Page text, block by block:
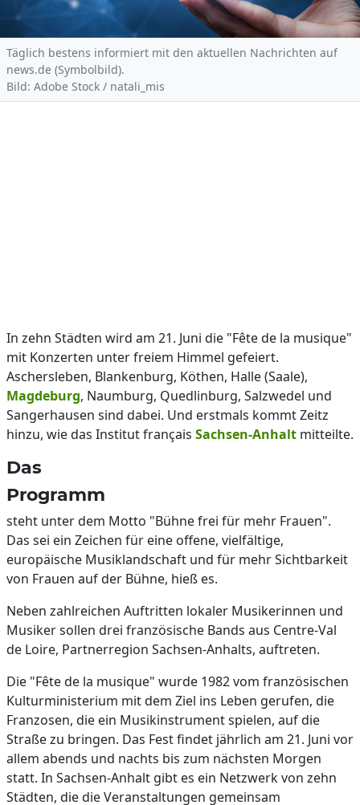
Täglich bestens informiert mit den aktuellen Nachrichten auf
news.de (Symbolbild).
Bild: Adobe Stock / natali_mis
In zehn Städten wird am 21. Juni die "Fête de la musique"
mit Konzerten unter freiem Himmel gefeiert.
Aschersleben, Blankenburg, Köthen, Halle (Saale),
Magdeburg, Naumburg, Quedlinburg, Salzwedel und
Sangerhausen sind dabei. Und erstmals kommt Zeitz
hinzu, wie das Institut français Sachsen-Anhalt mitteilte.
Das
Programm
steht unter dem Motto "Bühne frei für mehr Frauen".
Das sei ein Zeichen für eine offene, vielfältige,
europäische Musiklandschaft und für mehr Sichtbarkeit
von Frauen auf der Bühne, hieß es.
Neben zahlreichen Auftritten lokaler Musikerinnen und
Musiker sollen drei französische Bands aus Centre-Val
de Loire, Partnerregion Sachsen-Anhalts, auftreten.
Die "Fête de la musique" wurde 1982 vom französischen
Kulturministerium mit dem Ziel ins Leben gerufen, die
Franzosen, die ein Musikinstrument spielen, auf die
Straße zu bringen. Das Fest findet jährlich am 21. Juni vor
allem abends und nachts bis zum nächsten Morgen
statt. In Sachsen-Anhalt gibt es ein Netzwerk von zehn
Städten, die die Veranstaltungen gemeinsam